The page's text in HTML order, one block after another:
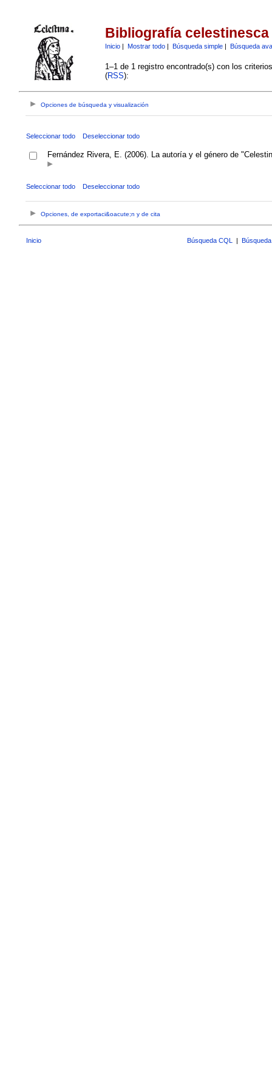
Bibliografía celestinesca
Inicio| Mostrar todo| Búsqueda simple| Búsqueda
1–1 de 1 registro encontrado(s) con los
(RSS):
Opciones de búsqueda y visualización
Seleccionar todo Deseleccionar todo
Fernández Rivera, E. (2006). La autoría y el género de
Seleccionar todo Deseleccionar todo
Opciones, de exportaci&oacute;n y de cita
Inicio Búsqueda CQL |